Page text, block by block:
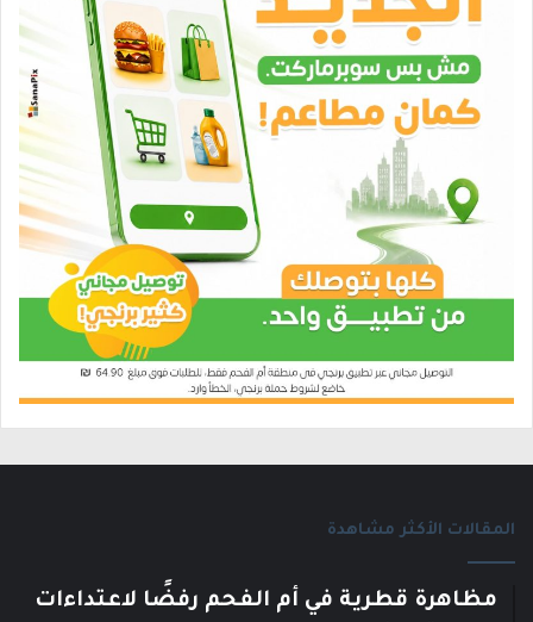
المقالات الأكثر مشاهدة
مظاهرة قطرية في أم الفحم رفضًا لاعتداءات